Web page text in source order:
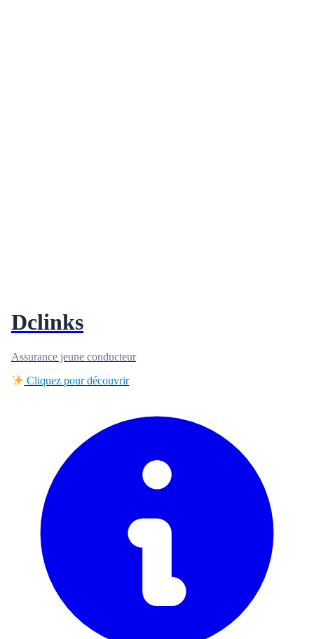
Dclinks
Assurance jeune conducteur
Cliquez pour découvrir